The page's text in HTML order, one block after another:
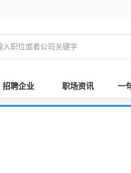
招聘企业 职场资讯 一